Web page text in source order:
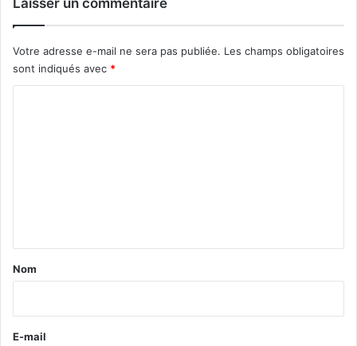
Laisser un commentaire
Votre adresse e-mail ne sera pas publiée. Les champs obligatoires
sont indiqués avec *
a
e
Nom
E-mail